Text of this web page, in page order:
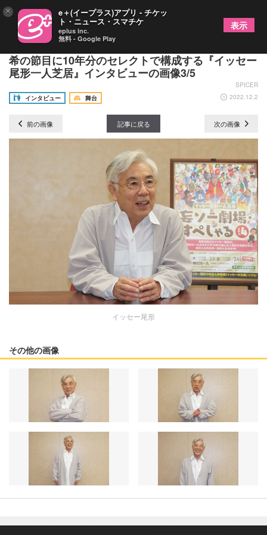
イッセー尾形「人は生きているだけで面白い」～古
希の節目に10年分のセレクトで構成する『イッセー
尾形一人芝居』インタビューの画像3/5
SPICER
インタビュー
舞台 2022.12.2
前の画像 記事に戻る 次の画像
イッセー尾形
その他の画像
× e＋(イープラス)アプリ - チケッ
ト・ニュース・スマチケ
eplus inc.
無料 - Google Play
表示